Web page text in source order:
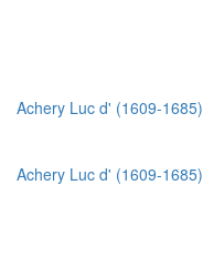
Achery Luc d' (1609-1685)
Achery Luc d' (1609-1685)